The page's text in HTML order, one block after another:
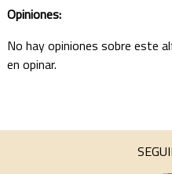
Opiniones:
No hay opiniones sobre este
en opinar.